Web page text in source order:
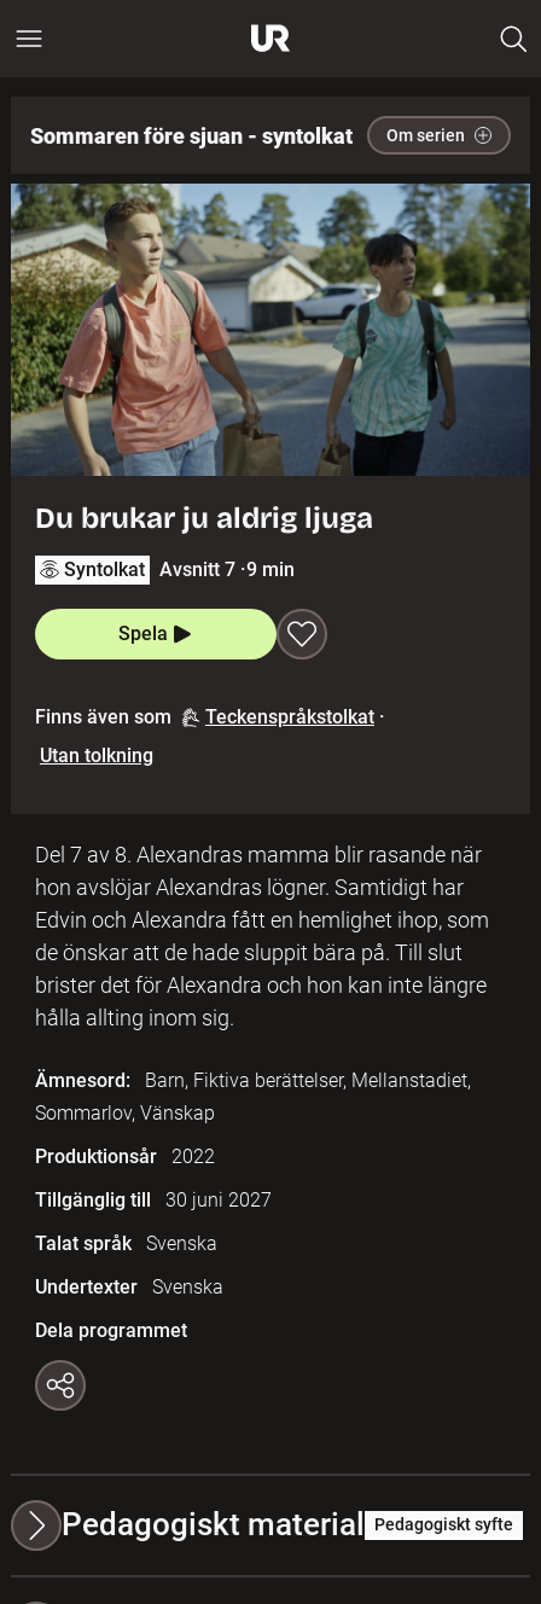
Sommaren före sjuan - syntolkat Om serien
Du brukar ju aldrig ljuga
Syntolkat Avsnitt 7 ·9 min
Spela
Finns även som Teckenspråkstolkat ·
Utan tolkning
Del 7 av 8. Alexandras mamma blir rasande när
hon avslöjar Alexandras lögner. Samtidigt har
Edvin och Alexandra fått en hemlighet ihop, som
de önskar att de hade sluppit bära på. Till slut
brister det för Alexandra och hon kan inte längre
hålla allting inom sig.
Ämnesord:
Barn, Fiktiva berättelser, Mellanstadiet,
Sommarlov, Vänskap
Produktionsår
2022
Tillgänglig till
30 juni 2027
Talat språk
Svenska
Undertexter
Svenska
Dela programmet
Pedagogiskt material Pedagogiskt syfte